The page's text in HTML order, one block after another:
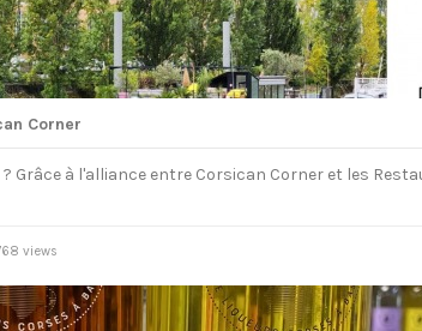
Corner
? Grâce à l'alliance entre Corsican Corner et les
views